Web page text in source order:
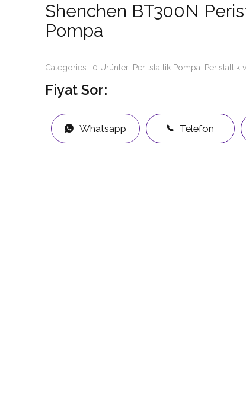
Shenchen BT300N
Pompa
Categories: 0 Ürünler Perilstaltik Pompa Peristaltik
Fiyat Sor:
Whatsapp Telefon